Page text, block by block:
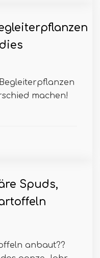
machen!
Spuds,
anbaut??